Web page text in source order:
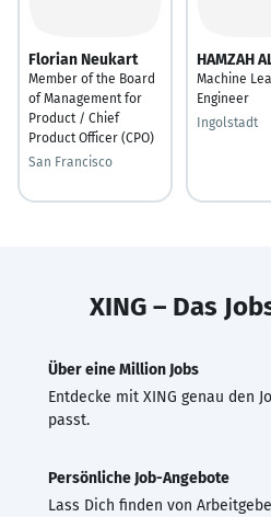
Florian Neukart
Member of the Board
of Management for
Product / Chief
Product Officer (CPO)
San Francisco
HAMZAH
Machine
Engineer
Ingolstadt
XING – Das
Über eine Million Jobs
Entdecke mit XING genau den
passt.
Persönliche Job-Angebote
Lass Dich finden von